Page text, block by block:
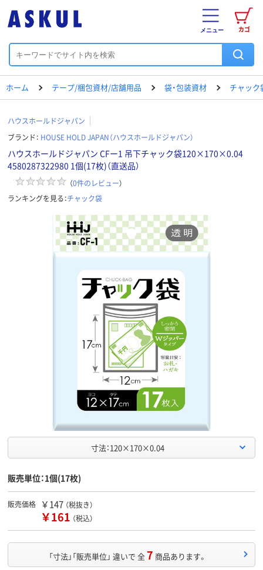
カゴ
メニュー
ホーム テープ/梱包資材/店舗用品 袋・包装資材 チャック
ハウスホールドジャパン
ブランド： HOUSE HOLD JAPAN（ハウスホールドジャパン）
ハウスホールドジャパン CFー1 吊下チャック袋120×170×0.04
4580287322980 1個(17枚)（直送品）
（0件のレビュー）
ランキングを見る：チャック袋
寸法：120×170×0.04
販売単位：1個(17枚)
販売価格 ￥147 （税抜き）
￥161 （税込）
「寸法」「販売単位」 違いで 全7 商品あります。